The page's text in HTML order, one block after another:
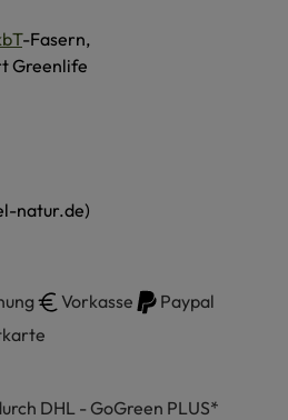
-Fasern,
Greenlife
natur.de)
Vorkasse
Paypal
DHL - GoGreen PLUS*